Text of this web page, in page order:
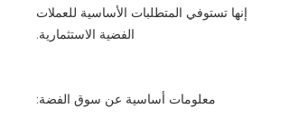
إنها تستوفي المتطلبات الأساسية للعملات
الفضية الاستثمارية.
معلومات أساسية عن سوق الفضة: